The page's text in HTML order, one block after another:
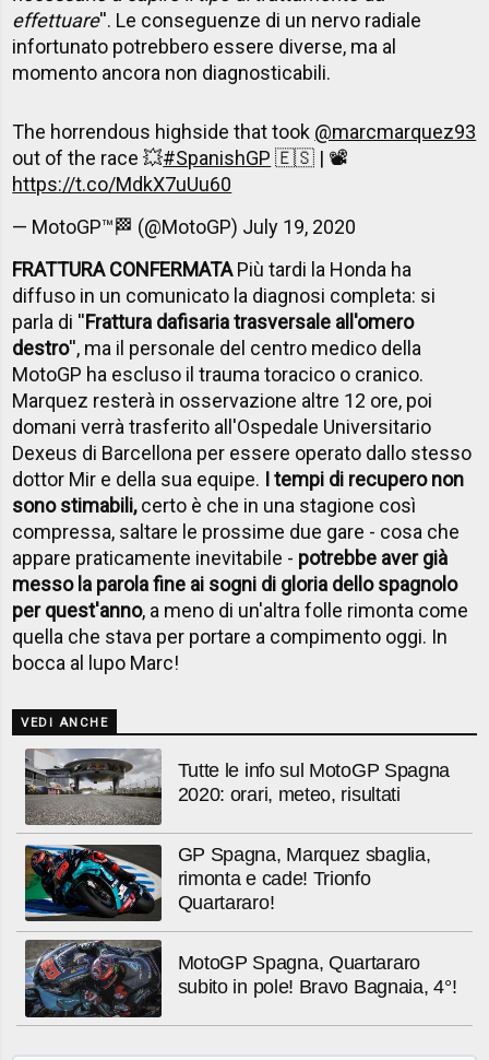
effettuare''. Le conseguenze di un nervo radiale
infortunato potrebbero essere diverse, ma al
momento ancora non diagnosticabili.
The horrendous highside that took @marcmarquez93
out of the race 💥#SpanishGP 🇪🇸 | 📽️
https://t.co/MdkX7uUu60
— MotoGP™🏁 (@MotoGP) July 19, 2020
FRATTURA CONFERMATAPiù tardi la Honda ha
diffuso in un comunicato la diagnosi completa: si
parla di ''Frattura dafisaria trasversale all'omero
destro'', ma il personale del centro medico della
MotoGP ha escluso il trauma toracico o cranico.
Marquez resterà in osservazione altre 12 ore, poi
domani verrà trasferito all'Ospedale Universitario
Dexeus di Barcellona per essere operato dallo stesso
dottor Mir e della sua equipe. I tempi di recupero non
sono stimabili,certo è che in una stagione così
compressa, saltare le prossime due gare - cosa che
appare praticamente inevitabile - potrebbe aver già
messo la parola fine ai sogni di gloria dello spagnolo
per quest'anno, a meno di un'altra folle rimonta come
quella che stava per portare a compimento oggi. In
bocca al lupo Marc!
VEDI ANCHE
Tutte le info sul MotoGP Spagna
2020: orari, meteo, risultati
GP Spagna, Marquez sbaglia,
rimonta e cade! Trionfo
Quartararo!
MotoGP Spagna, Quartararo
subito in pole! Bravo Bagnaia, 4°!